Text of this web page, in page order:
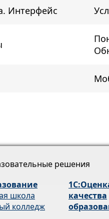
Интерфейс
решения
школа
колледж
качества